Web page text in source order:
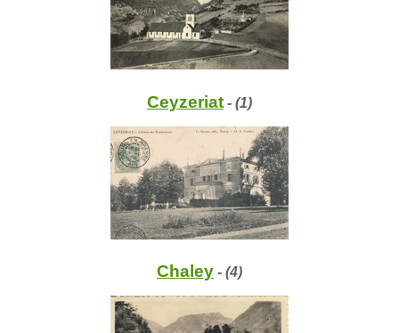
Ceyzeriat - (1)
Chaley - (4)